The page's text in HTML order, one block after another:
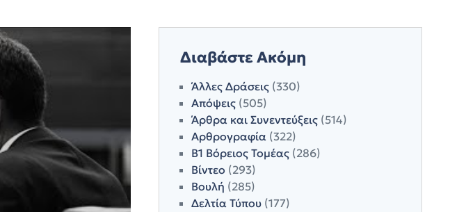
Διαβάστε Ακόμη
Άλλες Δράσεις(330)
Απόψεις(505)
Άρθρα και Συνεντεύξεις(514)
Αρθρογραφία(322)
Β1 Βόρειος Τομέας(286)
Βίντεο (293)
Βουλή (285)
Δελτία Τύπου(177)